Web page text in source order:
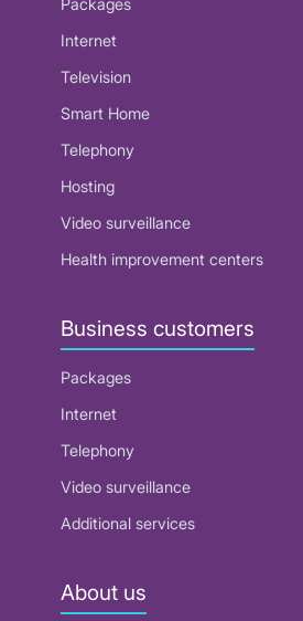
Internet
Television
Smart Home
Telephony
Hosting
Video surveillance
Health improvement centers
Business customers
Packages
Internet
Telephony
Video surveillance
Additional services
About us